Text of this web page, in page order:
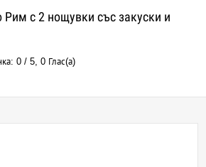
Рим с 2 нощувки със закуски и
0 /5,0 Глас(а)